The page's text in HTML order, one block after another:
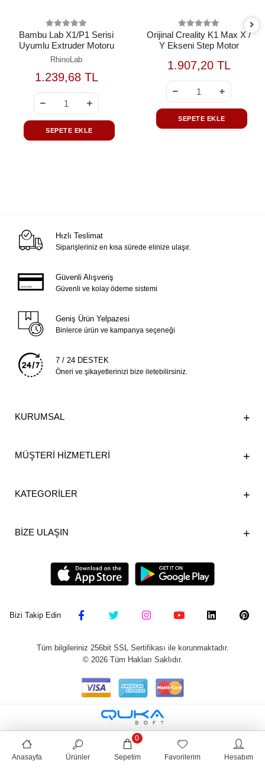
Bambu Lab X1/P1 Serisi
Uyumlu Extruder Motoru
RhinoLab
1.239,68 TL
SEPETE EKLE
Orijinal Creality K1 Max X /
Y Ekseni Step Motor
1.907,20 TL
SEPETE EKLE
Hızlı Teslimat
Siparişleriniz en kısa sürede elinize ulaşır.
Güvenli Alışveriş
Güvenli ve kolay ödeme sistemi
Geniş Ürün Yelpazesi
Binlerce ürün ve kampanya seçeneği
7 / 24 DESTEK
Öneri ve şikayetlerinizi bize iletebilirsiniz.
KURUMSAL
MÜŞTERİ HİZMETLERİ
KATEGORİLER
BİZE ULAŞIN
Bizi Takip Edin
Tüm bilgileriniz 256bit SSL Sertifikası ile korunmaktadır.
© 2026Tüm Hakları Saklıdır.
Anasayfa Ürünler Sepetim
0
Favorilerim Hesabım